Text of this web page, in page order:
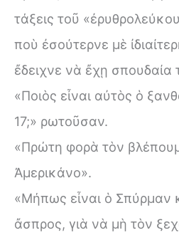
τάξεις τοῦ
ποὺ ἐσούτερνε μὲ
ἔδειχνε νὰ ἔχῃ σπουδαία
«Ποιὸς εἶναι αὐτὸς ὁ
17;» ρωτοῦσαν.
«Πρώτη φορὰ τὸν
Ἀμερικάνο».
«Μήπως εἶναι ὁ Σπύρμαν
ἄσπρος, γιὰ νὰ μὴ τὸν